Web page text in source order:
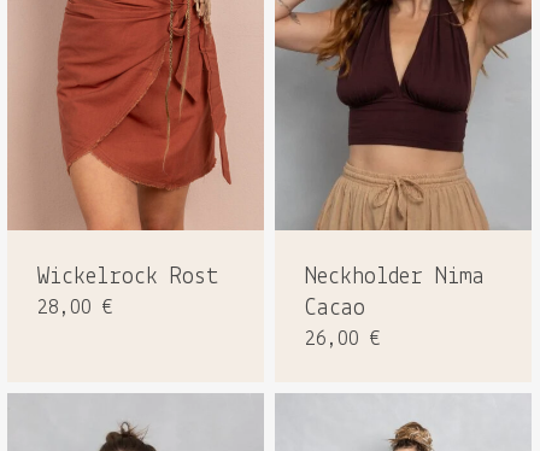
Wickelrock Rost
28,00 €
Neckholder Nima
Cacao
26,00 €